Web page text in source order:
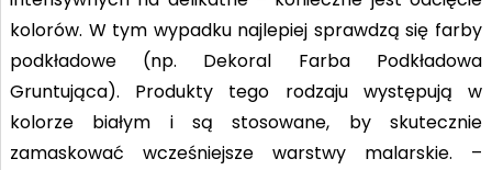
kolorów. W tym wypadku najlepiej sprawdzą się farby
podkładowe (np. Dekoral Farba Podkładowa
Gruntująca). Produkty tego rodzaju występują w
kolorze białym i są stosowane, by skutecznie
zamaskować wcześniejsze warstwy malarskie. –